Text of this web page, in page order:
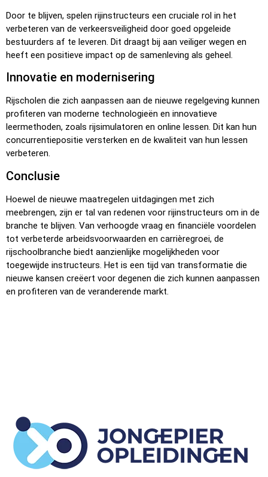
Door te blijven, spelen rijinstructeurs een cruciale rol in het
verbeteren van de verkeersveiligheid door goed opgeleide
bestuurders af te leveren. Dit draagt bij aan veiliger wegen en
heeft een positieve impact op de samenleving als geheel.
Innovatie en modernisering
Rijscholen die zich aanpassen aan de nieuwe regelgeving kunnen
profiteren van moderne technologieën en innovatieve
leermethoden, zoals rijsimulatoren en online lessen. Dit kan hun
concurrentiepositie versterken en de kwaliteit van hun lessen
verbeteren.
Conclusie
Hoewel de nieuwe maatregelen uitdagingen met zich
meebrengen, zijn er tal van redenen voor rijinstructeurs om in de
branche te blijven. Van verhoogde vraag en financiële voordelen
tot verbeterde arbeidsvoorwaarden en carrièregroei, de
rijschoolbranche biedt aanzienlijke mogelijkheden voor
toegewijde instructeurs. Het is een tijd van transformatie die
nieuwe kansen creëert voor degenen die zich kunnen aanpassen
en profiteren van de veranderende markt.